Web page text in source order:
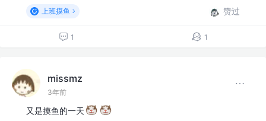
上班摸鱼 赞过
1 1
missmz
3年前
又是摸鱼的一天